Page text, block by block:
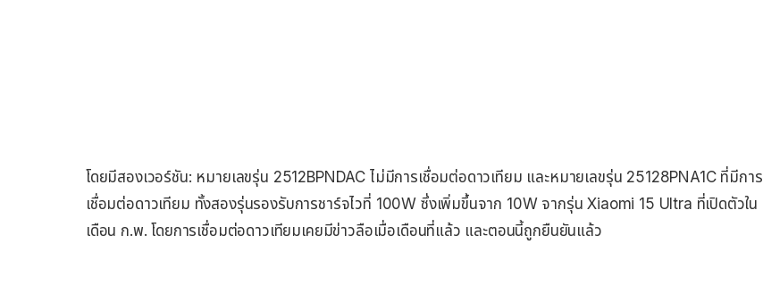
โดยมีสองเวอร์ชัน: หมายเลขรุ่น 2512BPNDAC ไม่มีการเชื่อมต่อดาวเทียม และหมายเลขรุ่น 25128PNA1C ที่มีการ
เชื่อมต่อดาวเทียม ทั้งสองรุ่นรองรับการชาร์จไวที่ 100W ซึ่งเพิ่มขึ้นจาก 10W จากรุ่น Xiaomi 15 Ultra ที่เปิดตัวใน
เดือน ก.พ. โดยการเชื่อมต่อดาวเทียมเคยมีข่าวลือเมื่อเดือนที่แล้ว และตอนนี้ถูกยืนยันแล้ว